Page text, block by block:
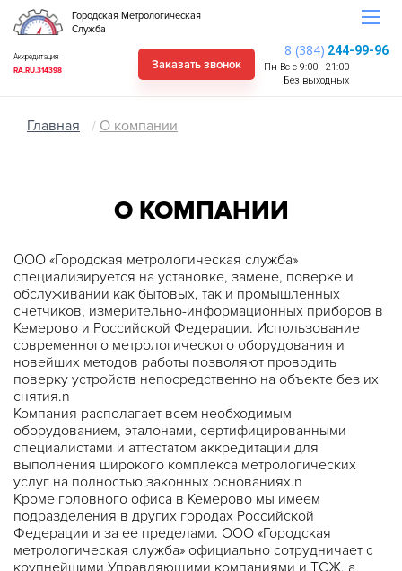
Городская Метрологическая
Служба
Заказать звонок
Аккредитация
RA.RU.314398
8 (384) 244-99-96
Пн-Вс с 9:00 - 21:00
Без выходных
Главная О компании
О КОМПАНИИ
ООО «Городская метрологическая служба»
специализируется на установке, замене, поверке и
обслуживании как бытовых, так и промышленных
счетчиков, измерительно-информационных приборов в
Кемерово и Российской Федерации. Использование
современного метрологического оборудования и
новейших методов работы позволяют проводить
поверку устройств непосредственно на объекте без их
снятия.n
Компания располагает всем необходимым
оборудованием, эталонами, сертифицированными
специалистами и аттестатом аккредитации для
выполнения широкого комплекса метрологических
услуг на полностью законных основаниях.n
Кроме головного офиса в Кемерово мы имеем
подразделения в других городах Российской
Федерации и за ее пределами. ООО «Городская
метрологическая служба» официально сотрудничает с
крупнейшими Управляющими компаниями и ТСЖ, а